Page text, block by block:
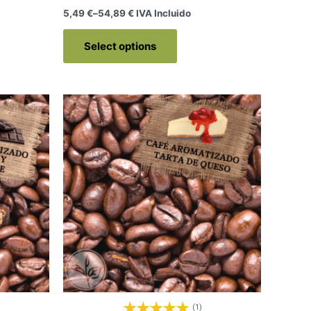
5,49€–54,89€ IVA Incluido
Select options
(1)